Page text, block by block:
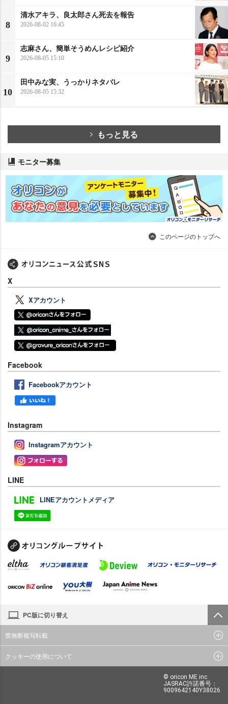
8
清水アキラ、良太郎さん死去を報告
2026-08-02 16:45
9
志麻さん、簡単そうめんレシピ紹介
2026-08-05 15:10
10
田中みな実、うっかりネタバレ
2026-08-05 15:32
もっと見る
モニター募集
このページのトップへ
X
Xアカウント
Facebook
Facebookアカウント
Instagram
Instagramアカウント
LINE
LINEアカウントメディア
PC版に切り替え
禁無断複写転載
クッキーの使用について
© oricon ME inc.
JASRAC許諾番号：
9009642140Y38026